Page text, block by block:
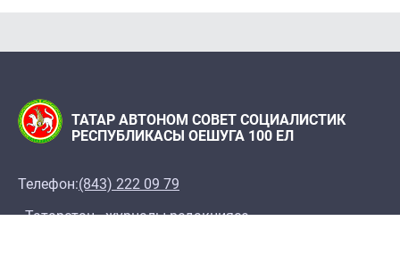
ТАТАР АВТОНОМ СОВЕТ СОЦИАЛИСТИК
РЕСПУБЛИКАСЫ ОЕШУГА 100 ЕЛ
Телефон:(843) 222 09 79
«Татарстан» журналы редакциясе